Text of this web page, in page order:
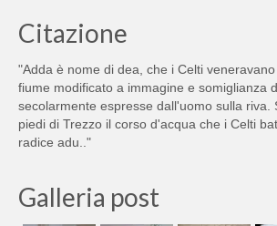
Citazione
"Adda è nome di dea, che i Celti
fiume modificato a immagine e somiglianza
secolarmente espresse dall'uomo sulla riva.
piedi di Trezzo il corso d'acqua che i Celti
radice adu.."
Galleria post